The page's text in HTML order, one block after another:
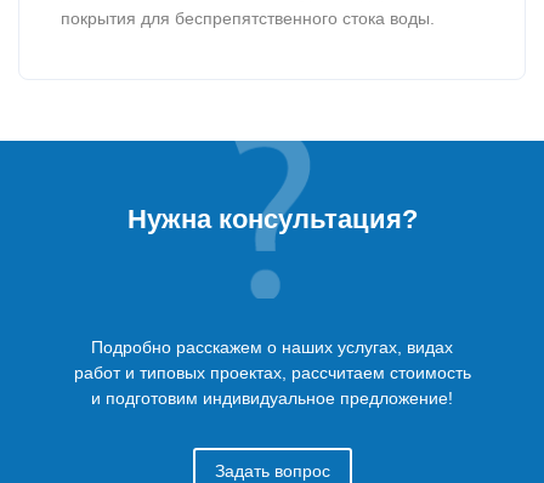
покрытия для беспрепятственного стока воды.
Нужна консультация?
Подробно расскажем о наших услугах, видах
работ и типовых проектах, рассчитаем стоимость
и подготовим индивидуальное предложение!
Задать вопрос